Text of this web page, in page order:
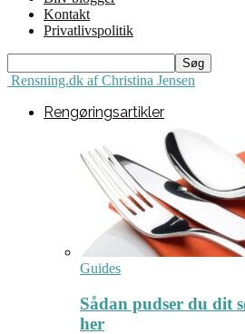
Kontakt
Privatlivspolitik
Rensning.dk af Christina Jensen
Rengøringsartikler
Guides
Sådan pudser du dit
her